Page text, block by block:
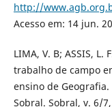
http://
Acesso em: 14 jun.
LIMA, V. B; ASSIS,
trabalho de campo
ensino de Geografia.
Sobral. Sobral, v. 6/